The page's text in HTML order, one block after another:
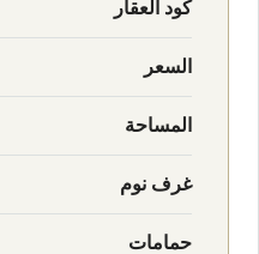
كود العقار
السعر
المساحة
غرف نوم
حمامات